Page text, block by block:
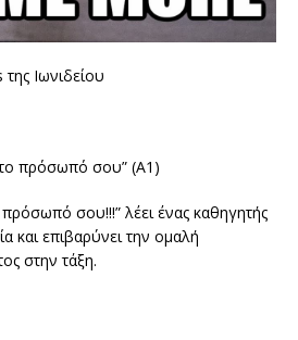
Ιωνιδείου
το πρόσωπό σου” (Α1)
σου!!!” λέει ένας καθηγητής
και επιβαρύνει την ομαλή
στην τάξη.